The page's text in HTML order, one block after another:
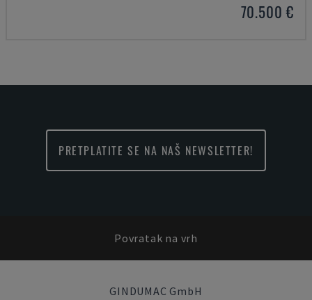
70.500 €
PRETPLATITE SE NA NAŠ NEWSLETTER!
Povratak na vrh
GINDUMAC GmbH